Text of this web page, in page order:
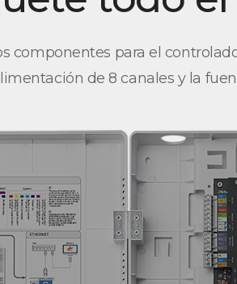
componentes para el
de 8 canales y la